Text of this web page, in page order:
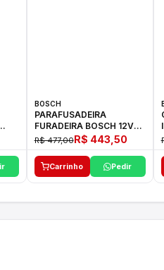
BOSCH
PARAFUSADEIRA
FURADEIRA BOSCH 12V
GSR 1000 SMART
R$ 477,00R$ 443,50
Carrinho Pedir